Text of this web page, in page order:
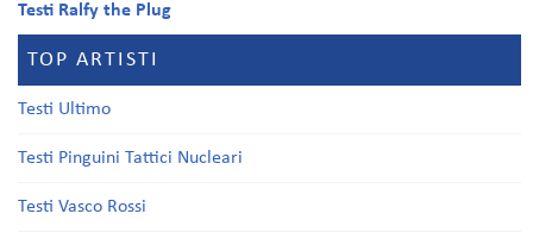
Testi Ralfy the Plug
TOP ARTISTI
Testi Ultimo
Testi Pinguini Tattici Nucleari
Testi Vasco Rossi